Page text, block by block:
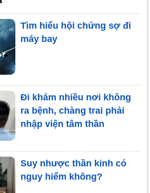
Tìm hiểu hội chứng sợ đi
máy bay
Đi khám nhiều nơi không
ra bệnh, chàng trai phải
nhập viện tâm thần
Suy nhược thần kinh có
nguy hiểm không?